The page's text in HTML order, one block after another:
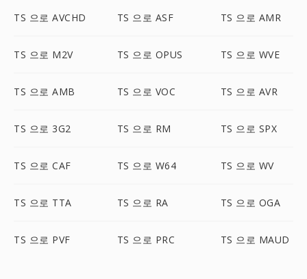
TS 으로 AVCHD TS 으로 ASF TS 으로 AMR
TS 으로 M2V TS 으로 OPUS TS 으로 WVE
TS 으로 AMB TS 으로 VOC TS 으로 AVR
TS 으로 3G2 TS 으로 RM TS 으로 SPX
TS 으로 CAF TS 으로 W64 TS 으로 WV
TS 으로 TTA TS 으로 RA TS 으로 OGA
TS 으로 PVF TS 으로 PRC TS 으로 MAUD